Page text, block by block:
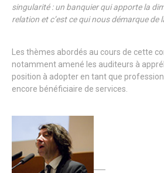
singularité : un banquier qui apporte la
relation et c’est ce qui nous démarque de
Les thèmes abordés au cours de cette
notamment amené les auditeurs à
position à adopter en tant que
encore bénéficiaire de services.